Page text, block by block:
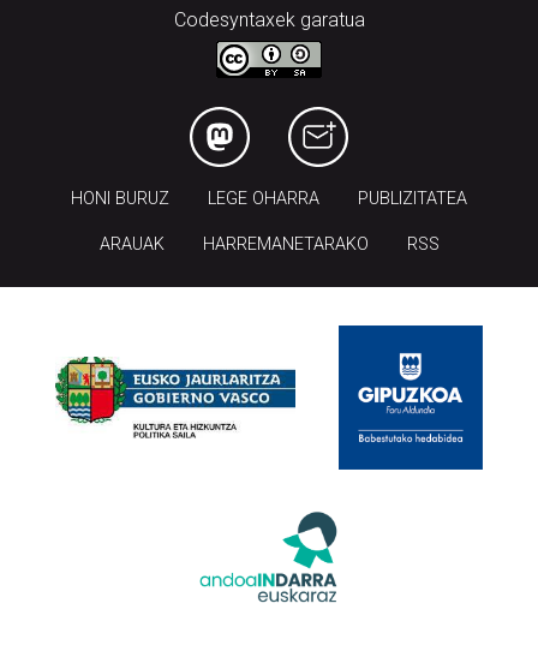
Codesyntaxek garatua
HONI BURUZ LEGE OHARRA PUBLIZITATEA
ARAUAK HARREMANETARAKO RSS